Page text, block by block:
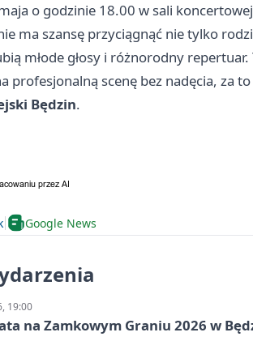
o godzinie 18.00 w sali
ma szansę przyciągnąć nie tylko
młode głosy i różnorodny
profesjonalną scenę bez nadęcia, za
Będzin.
Google News
19:00
na Zamkowym Graniu 2026 w